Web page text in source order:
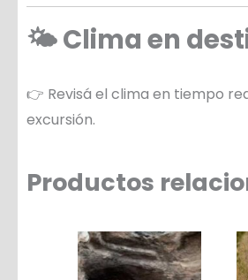
*
🌤️ Clima en
👉 Revisá el clima en tiempo
excursión.
Productos